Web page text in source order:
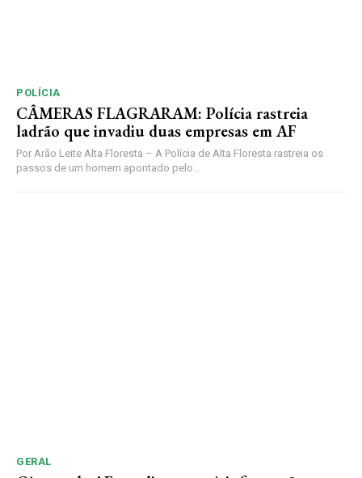
POLÍCIA
CÂMERAS FLAGRARAM: Polícia rastreia
ladrão que invadiu duas empresas em AF
Por Arão Leite Alta Floresta – A Polícia de Alta Floresta rastreia os
passos de um homem apontado pelo...
GERAL